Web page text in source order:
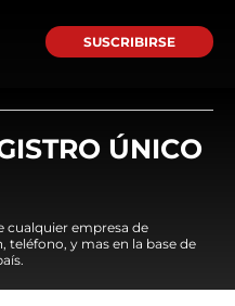
SUSCRIBIRSE
ÚNICO
cualquier empresa de
teléfono, y mas en la base de